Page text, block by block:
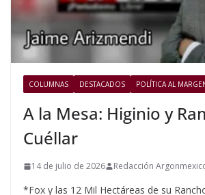
COLUMNAS DESTACADOS POLÍTICA AL
A la Mesa: Higinio y
Cuéllar
14 de julio de 2026 Redacción
*Fox y las 12 Mil Hectáreas de su